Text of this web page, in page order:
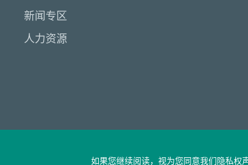
新闻专区
人力资源
如果您继续阅读，视为您同意我们隐私权